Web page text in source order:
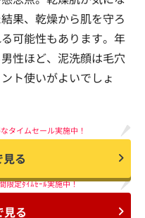
果、乾燥から肌を守ろ
可能性もあります。年
性ほど、泥洗顔は毛穴
ト使いがよいでしょ
タイムセール実施中！
る
限定ﾀｲﾑｾｰﾙ実施中！
る